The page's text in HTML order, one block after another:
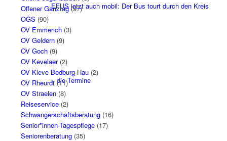
EFUS jetzt auch mobil: Der Bus tourt durch den Kreis
– die Termine
Offener Ganztag(97)
OGS (90)
OV Emmerich(3)
OV Geldern(9)
OV Goch(9)
OV Kevelaer(2)
OV Kleve Bedburg-Hau(2)
OV Rheurdt(11)
OV Straelen(8)
Reiseservice(2)
Schwangerschaftsberatung(16)
Senior*innen-Tagespflege(17)
Seniorenberatung(35)